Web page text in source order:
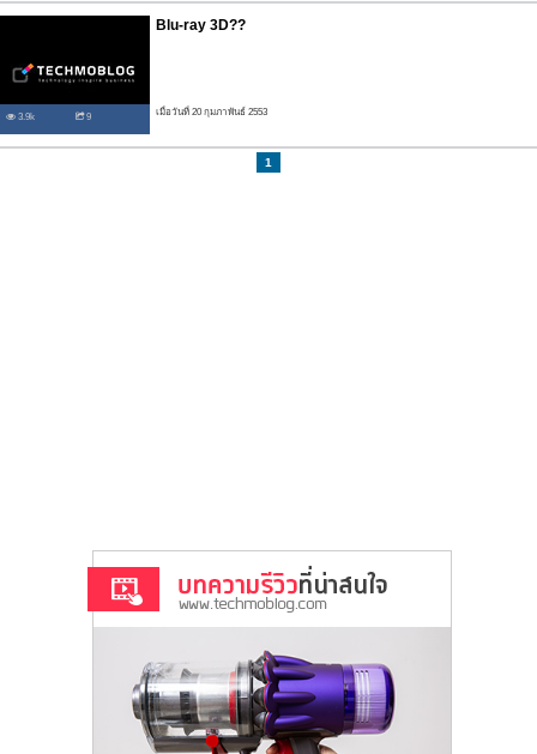
3.9k 9
Blu-ray 3D??
เมื่อวันที่ 20 กุมภาพันธ์ 2553
1